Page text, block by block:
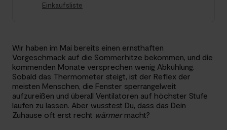
Einkaufsliste
Wir haben im Mai bereits einen ernsthaften
Vorgeschmack auf die Sommerhitze bekommen, und die
kommenden Monate versprechen wenig Abkühlung.
Sobald das Thermometer steigt, ist der Reflex der
meisten Menschen, die Fenster sperrangelweit
aufzureißen und überall Ventilatoren auf höchster Stufe
laufen zu lassen. Aber wusstest Du, dass das Dein
Zuhause oft erst recht wärmermacht?